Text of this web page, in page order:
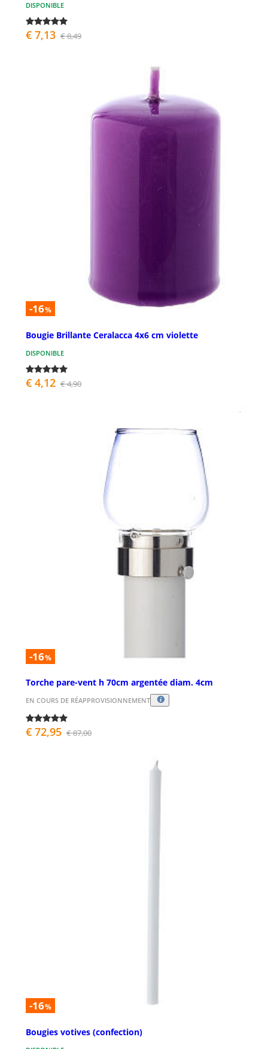
DISPONIBLE
€ 7,13 € 8,49
-16%
Bougie Brillante Ceralacca 4x6 cm violette
DISPONIBLE
€ 4,12 € 4,90
-16%
Torche pare-vent h 70cm argentée diam. 4cm
EN COURS DE RÉAPPROVISIONNEMENT
€ 72,95 € 87,00
-16%
Bougies votives (confection)